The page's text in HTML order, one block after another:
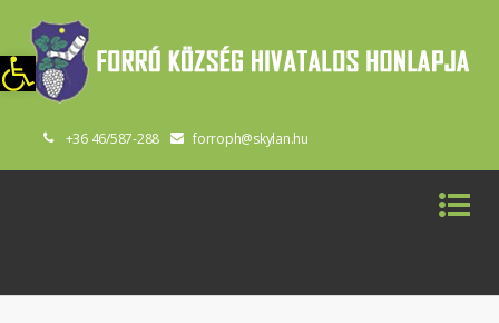
Eszköztár megnyitása
+36 46/587-288 forroph@skylan.hu